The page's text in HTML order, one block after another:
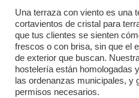
Una terraza con viento es una
cortavientos de cristal para
que tus clientes se sienten
frescos o con brisa, sin que el
de exterior que buscan.
hostelería están homologadas
las ordenanzas municipales, y
permisos necesarios.